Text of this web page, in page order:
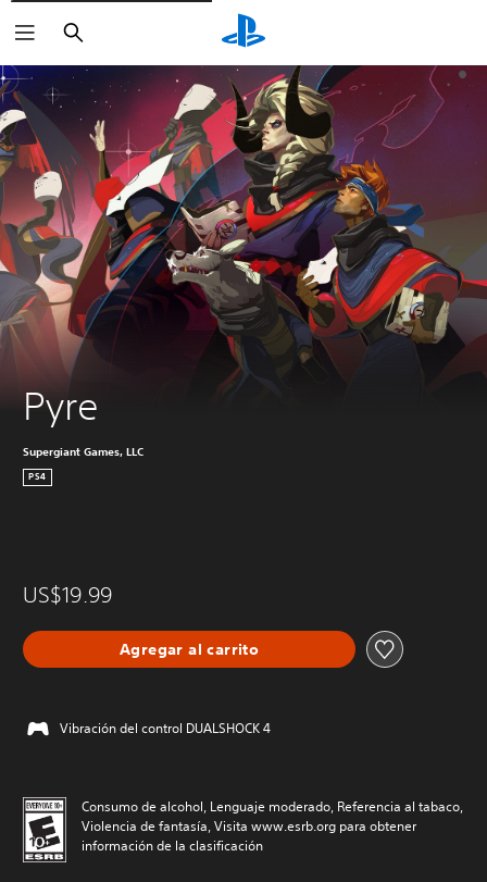
Buscar
Pyre
Supergiant Games, LLC
PS4
US$19.99
Agregar al carrito
Vibración del control DUALSHOCK 4
Consumo de alcohol, Lenguaje moderado, Referencia al tabaco,
Violencia de fantasía, Visita www.esrb.org para obtener
información de la clasificación